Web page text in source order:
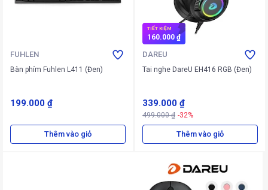
FUHLEN
Bàn phím Fuhlen L411 (Đen)
199.000 ₫
Thêm vào giỏ
TIẾT KIỆM
160.000 ₫
DAREU
Tai nghe DareU EH416 RGB (Đen)
339.000 ₫
499.000 ₫ -32%
Thêm vào giỏ